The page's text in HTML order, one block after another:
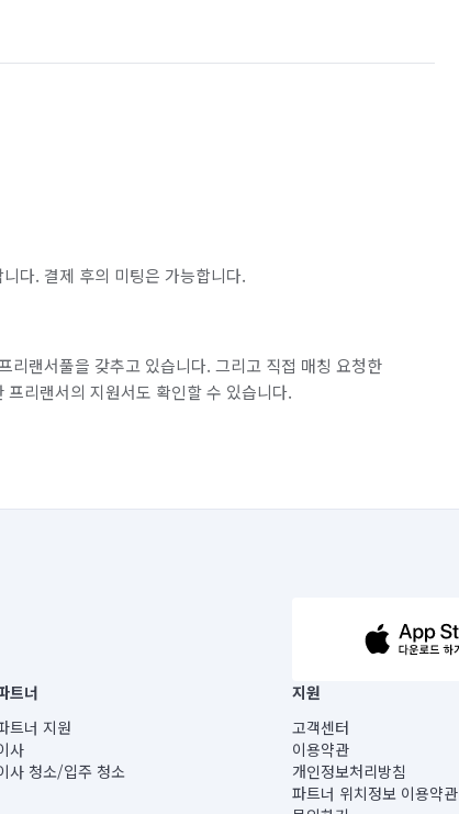
다. 결제 후의 미팅은 가능합니다.
리랜서풀을 갖추고 있습니다. 그리고 직접 매칭 요청한
리랜서의 지원서도 확인할 수 있습니다.
3220163-14-5-00019 |
원회 정보) |
트리빌딩) B동 5층
, 8층 미소
트너
트너 지원
사
사 청소/입주 청소
지원
고객센터
이용약관
개인정보처리방침
파트너 위치정보 이용약관